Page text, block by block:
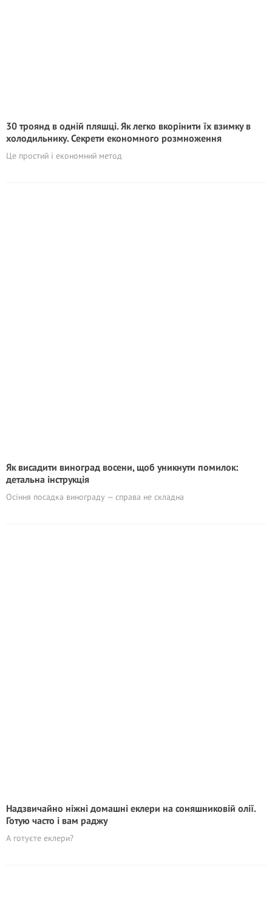
30 троянд в одній пляшці. Як легко вкорінити їх взимку в
холодильнику. Секрети економного розмноження
Це простий і економний метод
Як висадити виноград восени, щоб уникнути помилок:
детальна інструкція
Осіння посадка винограду — справа не складна
Надзвичайно ніжні домашні еклери на соняшниковій олії.
Готую часто і вам раджу
А готуєте еклери?